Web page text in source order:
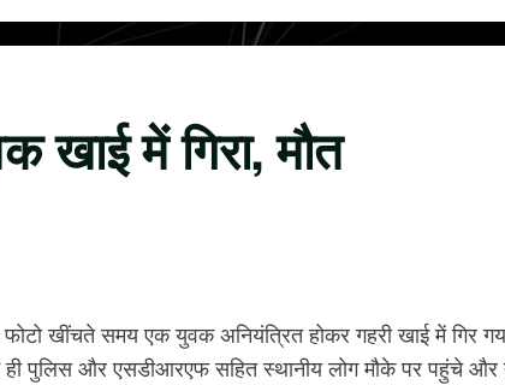
में गिरा, मौत
फोटो खींचते समय एक युवक अनियंत्रित होकर गहरी खाई में गिर
ही पुलिस और एसडीआरएफ सहित स्थानीय लोग मौके पर पहुंचे